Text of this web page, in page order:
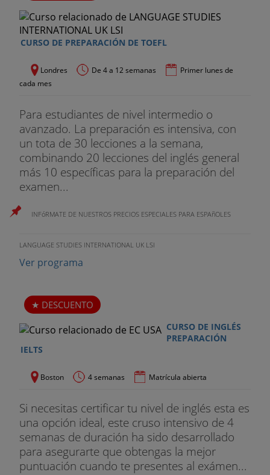
CURSO DE PREPARACIÓN DE TOEFL
Londres De 4 a 12 semanas
Primer lunes de
cada mes
Para estudiantes de nivel intermedio o
avanzado. La preparación es intensiva, con
un tota de 30 lecciones a la semana,
combinando 20 lecciones del inglés general
más 10 específicas para la preparación del
examen...
INFóRMATE DE NUESTROS PRECIOS ESPECIALES PARA ESPAñOLES
LANGUAGE STUDIES INTERNATIONAL UK LSI
Ver programa
DESCUENTO
CURSO DE INGLÉS
PREPARACIÓN
IELTS
Boston 4 semanas Matrícula abierta
Si necesitas certificar tu nivel de inglés esta es
una opción ideal, este cruso intensivo de 4
semanas de duración ha sido desarrollado
para asegurarte que obtengas la mejor
puntuación cuando te presentes al exámen...